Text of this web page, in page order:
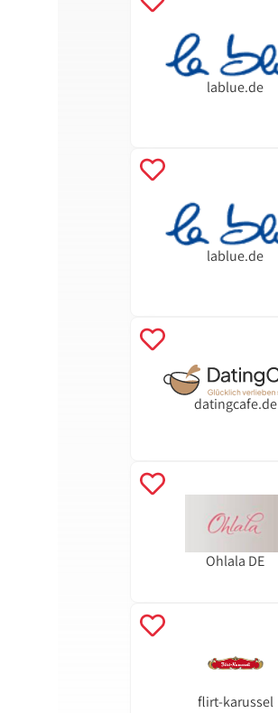
lablue.de
lablue.de
datingcafe.de
Ohlala DE
flirt-karussel